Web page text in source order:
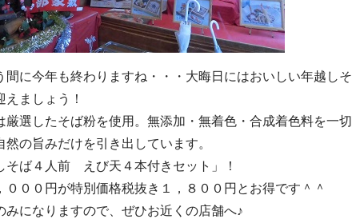
間に今年も終わりますね・・・大晦日にはおいしい年越しそ
ましょう！
厳選したそば粉を使用。無添加・無着色・合成着色料を一切
の旨みだけを引き出しています。
そば４人前 えび天４本付きセット」！
０００円が特別価格税抜き１，８００円とお得です＾＾
みになりますので、ぜひお近くの店舗へ♪